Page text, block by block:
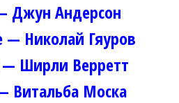
Джун Андерсон
— Николай Гяуров
Ширли Верретт
Витальба Моска